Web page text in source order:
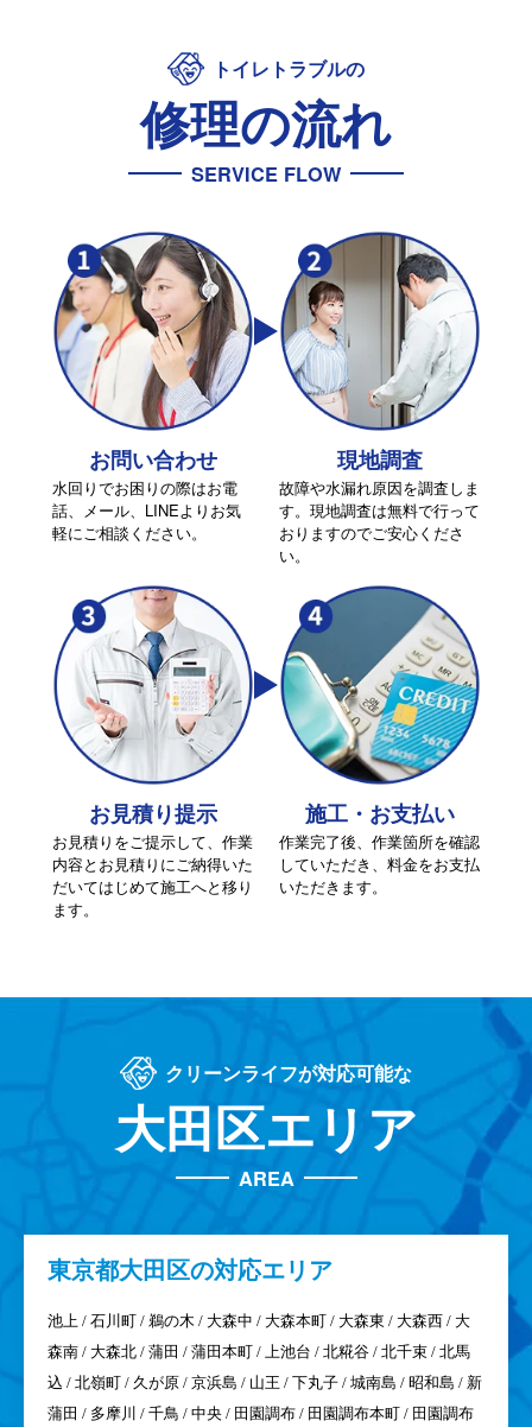
トイレトラブルの
修理の流れ
SERVICE FLOW
お問い合わせ
水回りでお困りの際はお電
話、メール、LINEよりお気
軽にご相談ください。
現地調査
故障や水漏れ原因を調査しま
す。現地調査は無料で行って
おりますのでご安心くださ
い。
お見積り提示
お見積りをご提示して、作業
内容とお見積りにご納得いた
だいてはじめて施工へと移り
ます。
施工・お支払い
作業完了後、作業箇所を確認
していただき、料金をお支払
いただきます。
クリーンライフが対応可能な
大田区エリア
AREA
東京都大田区の対応エリア
池上 / 石川町 / 鵜の木 / 大森中 / 大森本町 / 大森東 / 大森西 / 大
森南 / 大森北 / 蒲田 / 蒲田本町 / 上池台 / 北糀谷 / 北千束 / 北馬
込 / 北嶺町 / 久が原 / 京浜島 / 山王 / 下丸子 / 城南島 / 昭和島 / 新
蒲田 / 多摩川 / 千鳥 / 中央 / 田園調布 / 田園調布本町 / 田園調布